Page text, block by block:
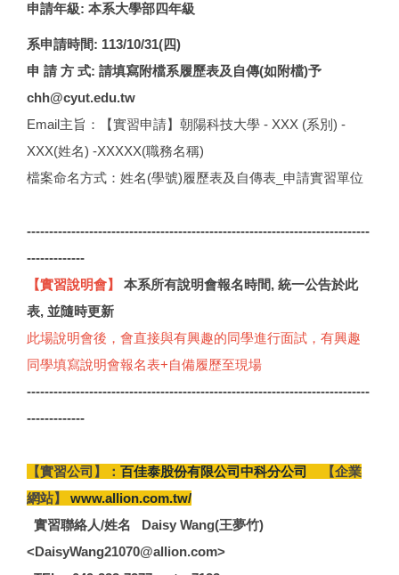
申請年級: 本系大學部四年級
系申請時間: 113/10/31(四)
申 請 方 式: 請填寫附檔系履歷表及自傳(如附檔)予
chh@cyut.edu.tw
Email主旨：【實習申請】朝陽科技大學 - XXX (系別) -
XXX(姓名) -XXXXX(職務名稱)
檔案命名方式：姓名(學號)履歷表及自傳表_申請實習單位
-----------------------------------------------------------------------------
-------------
【實習說明會】
本系所有說明會報名時間, 統一公告於此
表, 並隨時更新
此場說明會後，會直接與有興趣的同學進行面試，有興趣
同學填寫說明會報名表+自備履歷至現場
-----------------------------------------------------------------------------
-------------
【實習公司】： 百佳泰股份有限公司中科分公司
【企業
網站】 www.allion.com.tw/
實習聯絡人/姓名 Daisy Wang(王夢竹)
<DaisyWang21070@allion.com>